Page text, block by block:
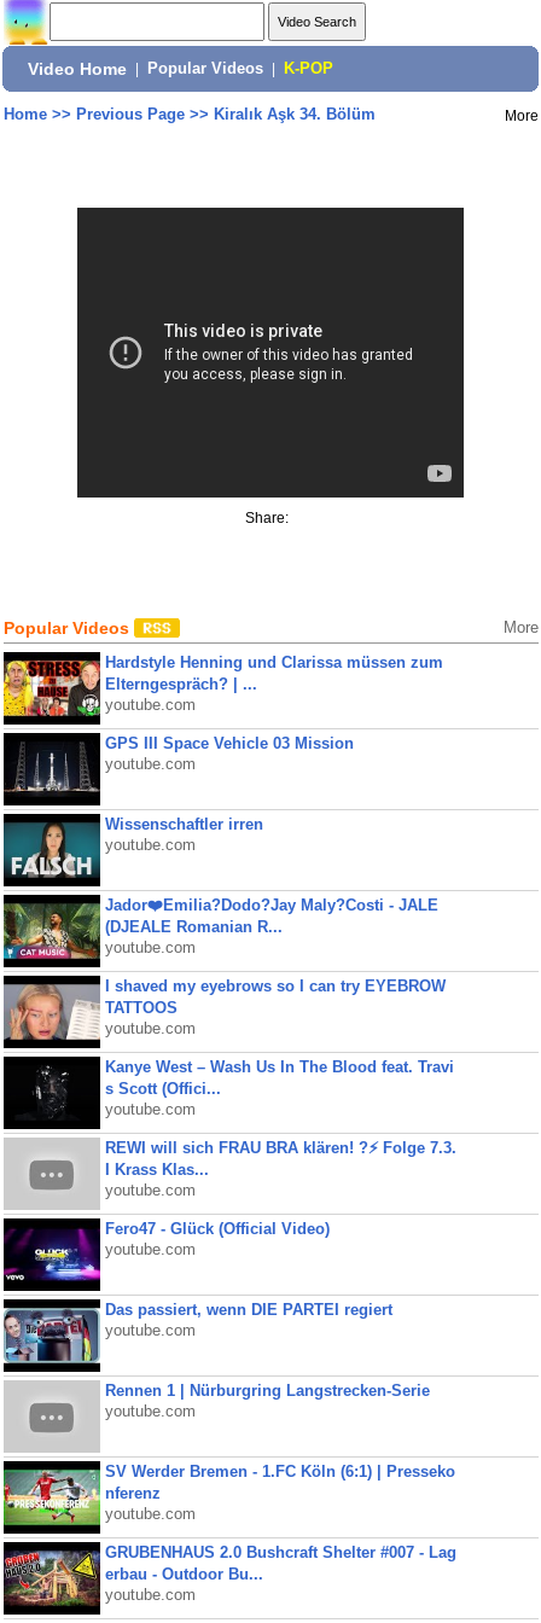
Video Home Popular Videos K-POP
Home>> Previous Page>> Kiralık Aşk 34. Bölüm More
Share:
Popular Videos More
Hardstyle Henning und Clarissa müssen zum
Elterngespräch? | ...
youtube.com
GPS III Space Vehicle 03 Mission
youtube.com
Wissenschaftler irren
youtube.com
Jador❤️Emilia?Dodo?Jay Maly?Costi - JALE
(DJEALE Romanian R...
youtube.com
I shaved my eyebrows so I can try EYEBROW
TATTOOS
youtube.com
Kanye West – Wash Us In The Blood feat. Travi
s Scott (Offici...
youtube.com
REWI will sich FRAU BRA klären! ?⚡️ Folge 7.3.
I Krass Klas...
youtube.com
Fero47 - Glück (Official Video)
youtube.com
Das passiert, wenn DIE PARTEI regiert
youtube.com
Rennen 1 | Nürburgring Langstrecken-Serie
youtube.com
SV Werder Bremen - 1.FC Köln (6:1) | Presseko
nferenz
youtube.com
GRUBENHAUS 2.0 Bushcraft Shelter #007 - Lag
erbau - Outdoor Bu...
youtube.com